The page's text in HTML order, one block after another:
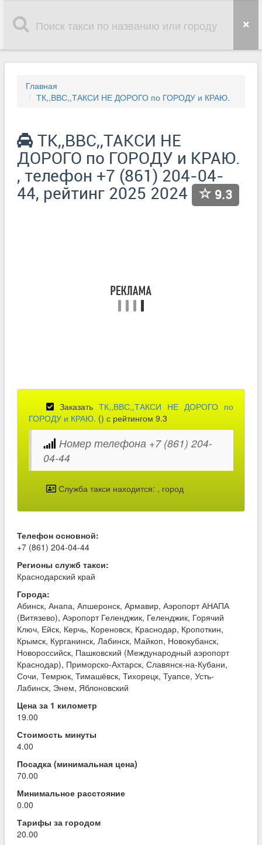
Главная
ТК,,ВВС,,ТАКСИ НЕ ДОРОГО по ГОРОДУ и КРАЮ.
ТК,,ВВС,,ТАКСИ НЕ
ДОРОГО по ГОРОДУ и КРАЮ.
, телефон +7 (861) 204-04-
44, рейтинг 2025 2024 9.3
Заказать ТК,,ВВС,,ТАКСИ НЕ ДОРОГО по
ГОРОДУ и КРАЮ. () с рейтингом 9.3
Номер телефона +7 (861) 204-
04-44
Служба такси находится: , город
Телефон основной:
+7 (861) 204-04-44
Регионы служб такси:
Краснодарский край
Города:
Абинск, Анапа, Апшеронск, Армавир, Аэропорт АНАПА
(Витязево), Аэропорт Геленджик, Геленджик, Горячий
Ключ, Ейск, Керчь, Кореновск, Краснодар, Кропоткин,
Крымск, Курганинск, Лабинск, Майкоп, Новокубанск,
Новороссийск, Пашковский (Международный аэропорт
Краснодар), Приморско-Ахтарск, Славянск-на-Кубани,
Сочи, Темрюк, Тимашёвск, Тихорецк, Туапсе, Усть-
Лабинск, Энем, Яблоновский
Цена за 1 километр
19.00
Стоимость минуты
4.00
Посадка (минимальная цена)
70.00
Минимальное расстояние
0.00
Тарифы за городом
20.00